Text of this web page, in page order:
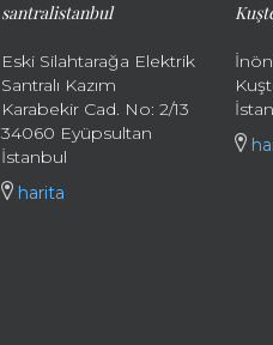
santralistanbul
Eski Silahtarağa Elektrik
Santralı Kazım
Karabekir Cad. No: 2/13
34060 Eyüpsultan
İstanbul
harita